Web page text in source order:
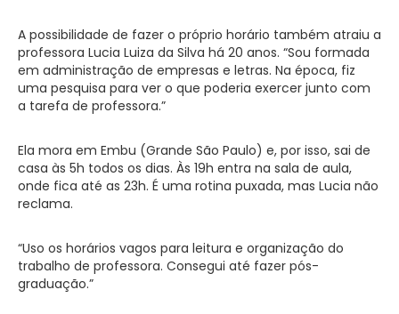
A possibilidade de fazer o próprio horário também atraiu a
professora Lucia Luiza da Silva há 20 anos. “Sou formada
em administração de empresas e letras. Na época, fiz
uma pesquisa para ver o que poderia exercer junto com
a tarefa de professora.”
Ela mora em Embu (Grande São Paulo) e, por isso, sai de
casa às 5h todos os dias. Às 19h entra na sala de aula,
onde fica até as 23h. É uma rotina puxada, mas Lucia não
reclama.
“Uso os horários vagos para leitura e organização do
trabalho de professora. Consegui até fazer pós-
graduação.”